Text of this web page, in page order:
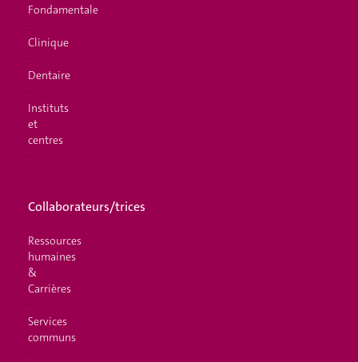
Fondamentale
Clinique
Dentaire
Instituts
et
centres
Collaborateurs/trices
Ressources
humaines
&
Carrières
Services
communs